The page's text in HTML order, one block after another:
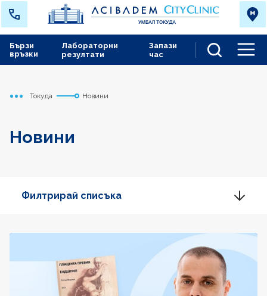
Лабораторни
резултати
Запази
час
Бързи
връзки
Начало
Токуда Новини
Новини
Филтрирай списъка